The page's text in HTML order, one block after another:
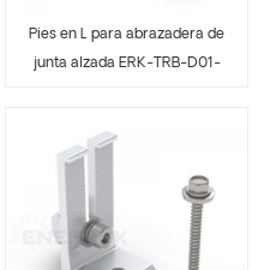
Pies en L para abrazadera de
junta alzada ERK-TRB-D01-